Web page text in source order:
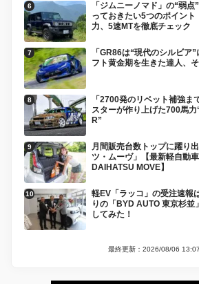
「ジムニーノマド」の“弱
っておきたい5つのポイン
力、5速MTを徹底チェック
「GR86は“現代のシルビア
フト黄金期を生きた達人、
「2700発のリベット補強ま
スターが作り上げた700馬
R”
月間販売台数トップに躍り
ツ・ムーヴ」【最新軽自動
DAIHATSU MOVE】
軽EV「ラッコ」の受注速報
りの「BYD AUTO 東京杉並
してみた！
最終更新：2026/08/06 13:07